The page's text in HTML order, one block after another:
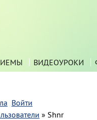
ВИДЕОУРОКИ
Войти
» Shnr